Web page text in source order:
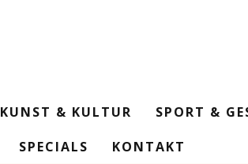
KUNST & KULTUR SPORT &
SPECIALS KONTAKT